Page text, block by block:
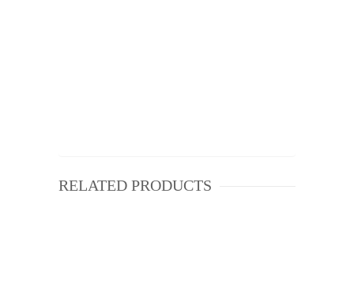
RELATED PRODUCTS